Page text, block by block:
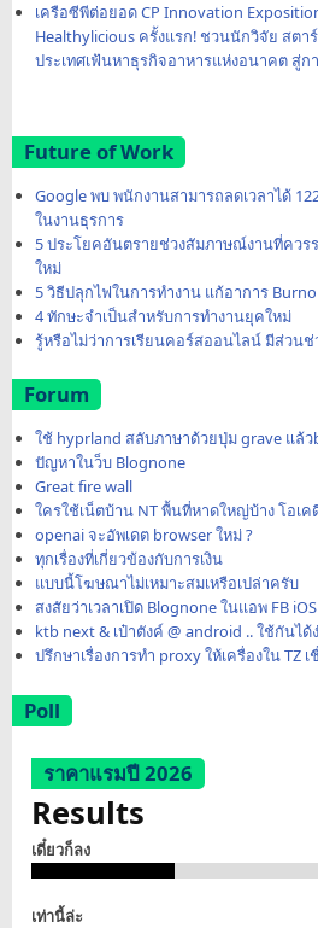
เครือซีพีต่อยอด CP Innovation
Healthylicious ครั้งแรก! ชวนนักวิจัย สตา
ประเทศเฟ้นหาธุรกิจอาหารแห่งอนาคต สู่ก
Future of Work
Google พบ พนักงานสามารถลดเวลาได้
ในงานธุรการ
5 ประโยคอันตรายช่วงสัมภาษณ์งานที่ควร
ใหม่
5 วิธีปลุกไฟในการทำงาน แก้อาการ
4 ทักษะจำเป็นสำหรับการทำงานยุคใหม่
รู้หรือไม่ว่าการเรียนคอร์สออนไลน์ มีส่วน
Forum
ใช้ hyprland สลับภาษาด้วยปุ่ม grave แล้
ปัญหาในว็บ Blognone
Great fire wall
ใครใช้เน็ตบ้าน NT พื้นที่หาดใหญ่บ้าง โอเ
openai จะอัพเดต browser ใหม่ ?
ทุกเรื่องที่เกี่ยวข้องกับการเงิน
แบบนี้โฆษณาไม่เหมาะสมเหรือเปล่าครับ
สงสัยว่าเวลาเปิด Blognone ในแอพ FB
ktb next & เป๋าตังค์ @ android .. ใช้กันได้
ปรึกษาเรื่องการทำ proxy ให้เครื่องใน TZ
Poll
ราคาแรมปี 2026
Results
เดี๋ยวก็ลง
เท่านี้ล่ะ